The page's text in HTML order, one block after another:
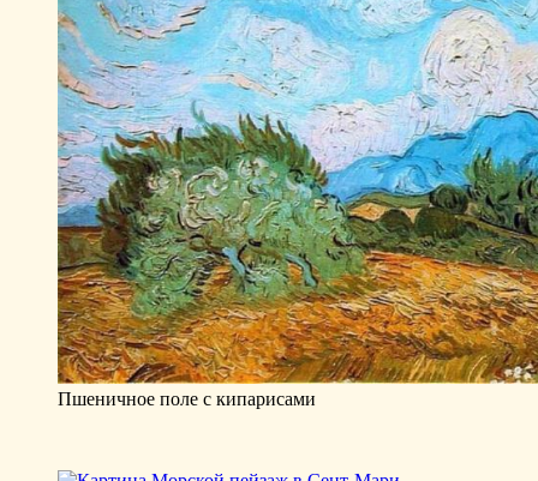
Пшеничное поле с кипарисами